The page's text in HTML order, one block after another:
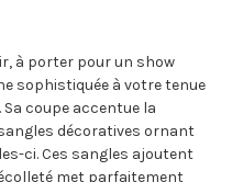
à porter pour un show
sophistiquée à votre tenue
coupe accentue la
décoratives ornant
ci. Ces sangles ajoutent
met parfaitement